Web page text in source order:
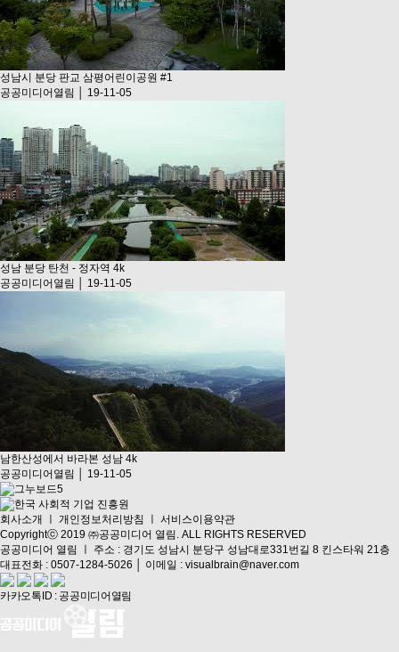
성남시 분당 판교 삼평어린이공원 #1
공공미디어열림 │ 19-11-05
성남 분당 탄천 - 정자역 4k
공공미디어열림 │ 19-11-05
남한산성에서 바라본 성남 4k
공공미디어열림 │ 19-11-05
회사소개 ㅣ 개인정보처리방침 ㅣ 서비스이용약관
Copyrightⓒ 2019 ㈜공공미디어 열림. ALL RIGHTS RESERVED
공공미디어 열림 ㅣ 주소 : 경기도 성남시 분당구 성남대로331번길 8 킨스타워 21층
대표전화 : 0507-1284-5026 │ 이메일 : visualbrain@naver.com
카카오톡ID : 공공미디어열림